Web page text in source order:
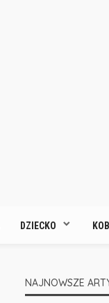
DZIECKO
NAJNOWSZE